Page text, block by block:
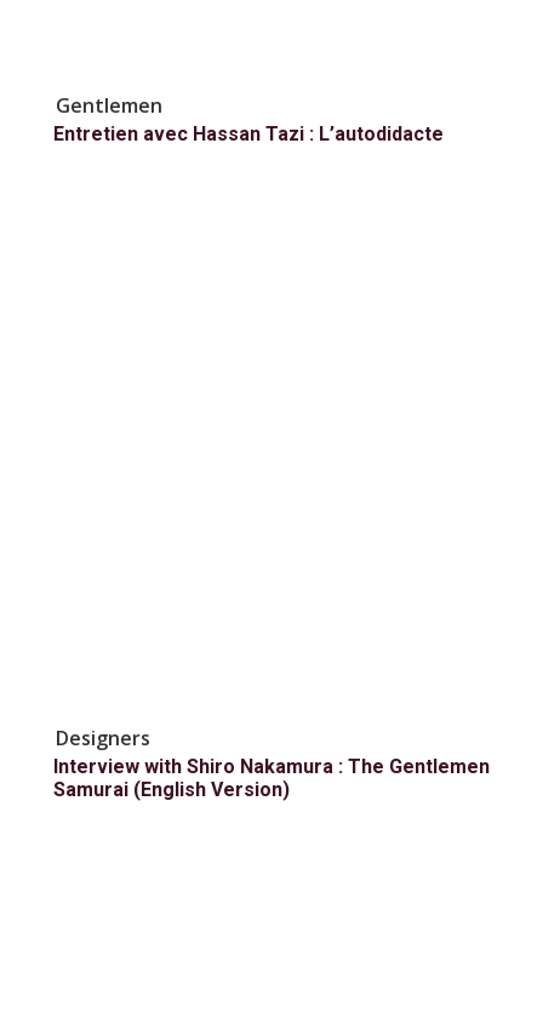
Gentlemen
Entretien avec Hassan Tazi : L’autodidacte
Designers
Interview with Shiro Nakamura : The Gentlemen
Samurai (English Version)